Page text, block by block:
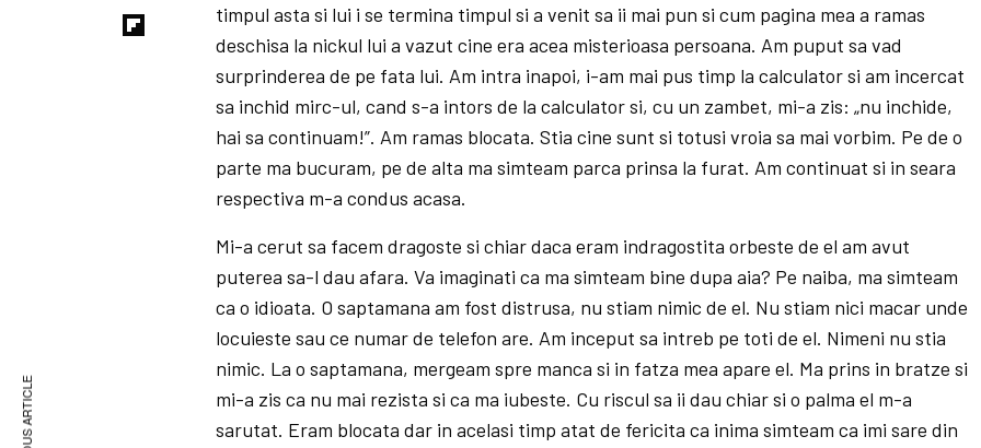
timpul asta si lui i se termina timpul si a venit sa ii mai pun si cum pagina mea a ramas
deschisa la nickul lui a vazut cine era acea misterioasa persoana. Am puput sa vad
surprinderea de pe fata lui. Am intra inapoi, i-am mai pus timp la calculator si am incercat
sa inchid mirc-ul, cand s-a intors de la calculator si, cu un zambet, mi-a zis: „nu inchide,
hai sa continuam!”. Am ramas blocata. Stia cine sunt si totusi vroia sa mai vorbim. Pe de o
parte ma bucuram, pe de alta ma simteam parca prinsa la furat. Am continuat si in seara
respectiva m-a condus acasa.
Mi-a cerut sa facem dragoste si chiar daca eram indragostita orbeste de el am avut
puterea sa-l dau afara. Va imaginati ca ma simteam bine dupa aia? Pe naiba, ma simteam
ca o idioata. O saptamana am fost distrusa, nu stiam nimic de el. Nu stiam nici macar unde
locuieste sau ce numar de telefon are. Am inceput sa intreb pe toti de el. Nimeni nu stia
nimic. La o saptamana, mergeam spre manca si in fatza mea apare el. Ma prins in bratze si
mi-a zis ca nu mai rezista si ca ma iubeste. Cu riscul sa ii dau chiar si o palma el m-a
sarutat. Eram blocata dar in acelasi timp atat de fericita ca inima simteam ca imi sare din